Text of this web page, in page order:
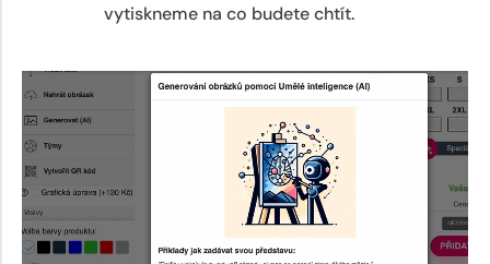
vytiskneme na co budete chtít.